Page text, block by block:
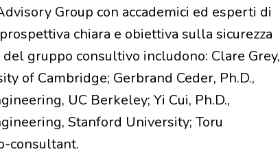
Group con accademici ed esperti di
chiara e obiettiva sulla sicurezza
gruppo consultivo includono: Clare Grey,
of Cambridge; Gerbrand Ceder, Ph.D.,
UC Berkeley; Yi Cui, Ph.D.,
Stanford University; Toru
consultant.